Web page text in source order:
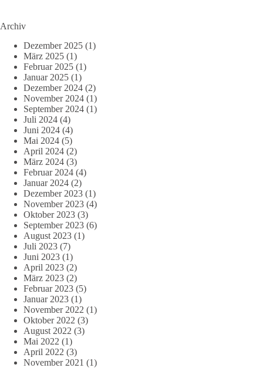
Archiv
Dezember 2025 (1)
März 2025 (1)
Februar 2025 (1)
Januar 2025 (1)
Dezember 2024 (2)
November 2024 (1)
September 2024 (1)
Juli 2024 (4)
Juni 2024 (4)
Mai 2024 (5)
April 2024 (2)
März 2024 (3)
Februar 2024 (4)
Januar 2024 (2)
Dezember 2023 (1)
November 2023 (4)
Oktober 2023 (3)
September 2023 (6)
August 2023 (1)
Juli 2023 (7)
Juni 2023 (1)
April 2023 (2)
März 2023 (2)
Februar 2023 (5)
Januar 2023 (1)
November 2022 (1)
Oktober 2022 (3)
August 2022 (3)
Mai 2022 (1)
April 2022 (3)
November 2021 (1)